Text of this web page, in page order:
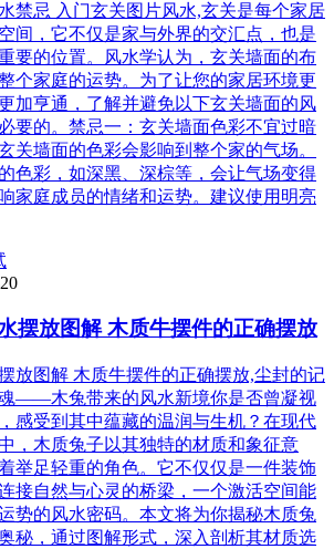
禁忌 入门玄关图片风水,玄关是每个家居
间，它不仅是家与外界的交汇点，也是
要的位置。风水学认为，玄关墙面的布
个家庭的运势。为了让您的家居环境更
加亨通，了解并避免以下玄关墙面的风
要的。禁忌一：玄关墙面色彩不宜过暗
关墙面的色彩会影响到整个家的气场。
色彩，如深黑、深棕等，会让气场变得
家庭成员的情绪和运势。建议使用明亮
摆放图解 木质牛摆件的正确摆放
放图解 木质牛摆件的正确摆放,尘封的记
——木兔带来的风水新境你是否曾凝视
感受到其中蕴藏的温润与生机？在现代
，木质兔子以其独特的材质和象征意
举足轻重的角色。它不仅仅是一件装饰
接自然与心灵的桥梁，一个激活空间能
势的风水密码。本文将为你揭秘木质兔
秘，通过图解形式，深入剖析其材质选